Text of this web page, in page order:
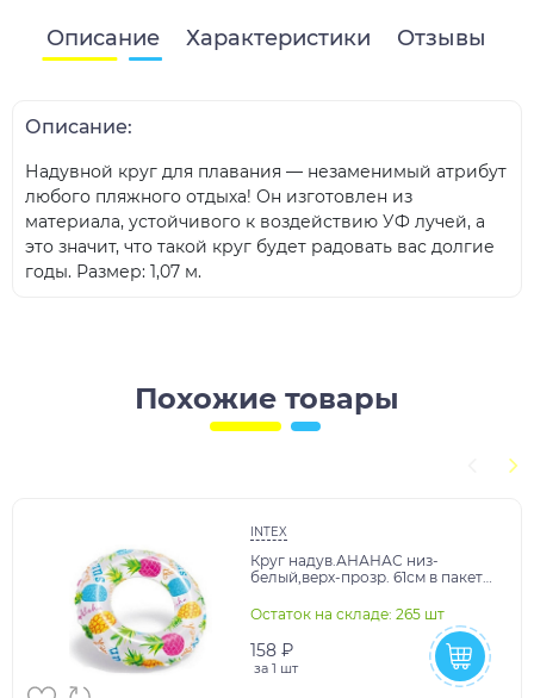
Описание Характеристики Отзывы
Описание:
Надувной круг для плавания — незаменимый атрибут
любого пляжного отдыха! Он изготовлен из
материала, устойчивого к воздействию УФ лучей, а
это значит, что такой круг будет радовать вас долгие
годы. Размер: 1,07 м.
Похожие товары
INTEX
Круг надув.АНАНАС низ-
белый,верх-прозр. 61см в пакете
Остаток на складе: 265 шт
158 ₽
за 1 шт